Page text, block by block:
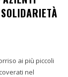
ai più piccoli
nel